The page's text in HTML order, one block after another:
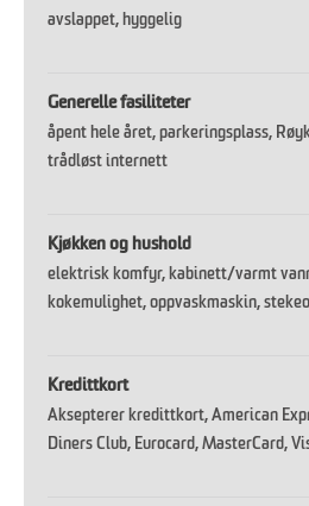
avslappet hyggelig
Generelle fasiliteter
åpent hele året parkeringsplass
trådløst internett
Kjøkken og hushold
elektrisk komfyr kabinett/varmt
kokemulighet oppvaskmaskin
Kredittkort
Aksepterer kredittkort American
Diners Club Eurocard MasterCard